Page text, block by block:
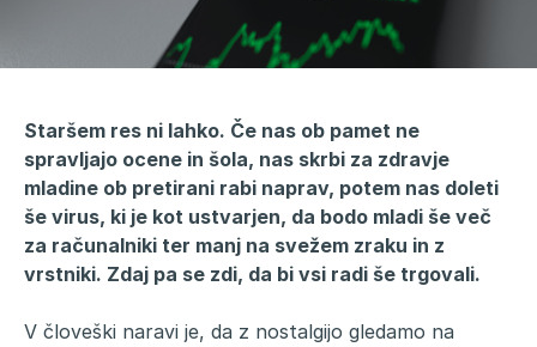
Staršem res ni lahko. Če nas ob pamet ne
spravljajo ocene in šola, nas skrbi za zdravje
mladine ob pretirani rabi naprav, potem nas doleti
še virus, ki je kot ustvarjen, da bodo mladi še več
za računalniki ter manj na svežem zraku in z
vrstniki. Zdaj pa se zdi, da bi vsi radi še trgovali.
V človeški naravi je, da z nostalgijo gledamo na